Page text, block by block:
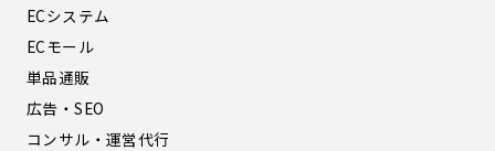
ECシステム
ECモール
単品通販
広告・SEO
コンサル・運営代行